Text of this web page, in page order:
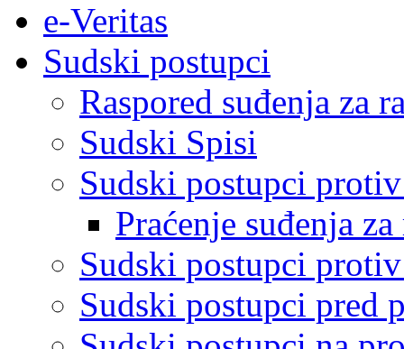
e-Veritas
Sudski postupci
Raspored suđenja za
Sudski Spisi
Sudski postupci
Praćenje suđenja
Sudski postupci
Sudski postupci pred